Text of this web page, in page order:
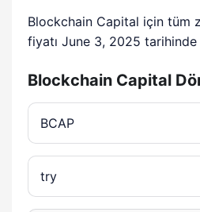
Blockchain Capital için tüm
fiyatı June 3, 2025 tarihinde
Blockchain Capital